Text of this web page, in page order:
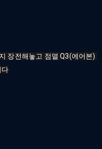
장전해놓고 점멸 Q3(에어본)
다